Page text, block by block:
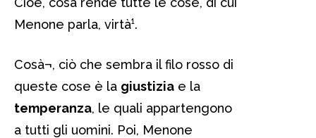
Menone parla, virtà¹.
Cosà¬, ciò che sembra il filo rosso di
queste cose è la giustizia e la
temperanza, le quali appartengono
a tutti gli uomini. Poi, Menone